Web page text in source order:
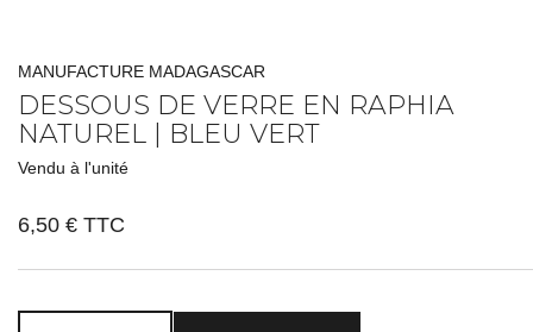
MANUFACTURE MADAGASCAR
DESSOUS DE VERRE EN RAPHIA
NATUREL | BLEU VERT
Vendu à l'unité
6,50 € TTC